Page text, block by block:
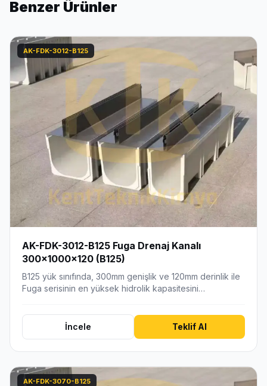
Benzer Ürünler
AK-FDK-3012-B125
AK-FDK-3012-B125 Fuga Drenaj Kanalı
300x1000x120 (B125)
B125 yük sınıfında, 300mm genişlik ve 120mm derinlik ile
Fuga serisinin en yüksek hidrolik kapasitesini…
İncele Teklif Al
AK-FDK-3070-B125